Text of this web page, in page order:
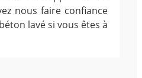
nous faire confiance
lavé si vous êtes à